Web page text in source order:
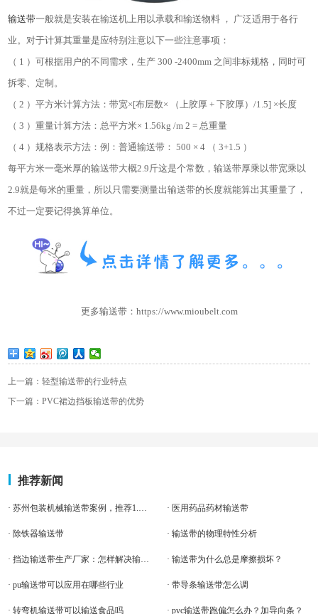
输送带一般就是安装在输送机上用以承载和输送物料 ， 广泛适用于各行
业。对于计算其重量是应特别注意以下一些注意事项：
（ 1 ）可根据用户的不同需求，生产 300 -2400mm 之间非标规格，同时可
拆零、定制。
（ 2 ）平方米计算方法：带宽×[布层数× （上胶厚 + 下胶厚）/1.5] ×长度
（ 3 ）重量计算方法：总平方米× 1.56kg /m 2 = 总重量
（ 4 ）规格表示方法：例：普通输送带： 500 × 4 （ 3+1.5 ）
每平方米一毫米厚的输送带大概2.9斤这是个常数，输送带厚乘以带宽乘以
2.9就是每米的重量，所以只需要测量出输送带的长度就能算出其重量了，
不过一定要记得换算单位。
更多输送带： https://www.mioubelt.com
上一篇：轻型输送带的行业特点
下一篇：PVC裙边挡板输送带的优势
推荐新闻
· 医用药品药材输送带
· 除铁器输送带 · 输送带的物理特性分析
· 输送带为什么总是摩擦损坏？
· pu输送带可以应用在哪些行业 · 带导条输送带怎么调
· 转弯机输送带可以输送食品吗 · pvc输送带跑偏怎么办？加导向条？